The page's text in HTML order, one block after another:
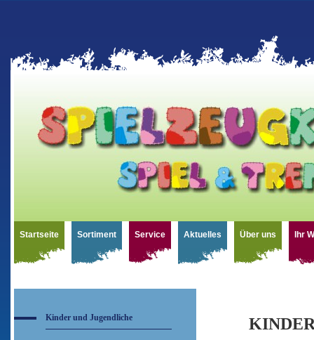
Startseite Sortiment Service Aktuelles Über uns Ihr
Kinder und Jugendliche